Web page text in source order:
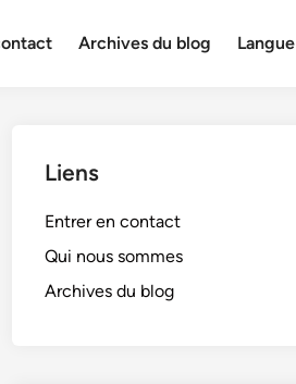
Archives du blog Langue
Liens
Entrer en contact
Qui nous sommes
Archives du blog